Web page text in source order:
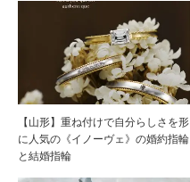
【山形】重ね付けで自分らしさを形
に人気の《イノーヴェ》の婚約指輪
と結婚指輪